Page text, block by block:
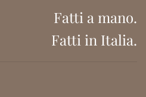
Fatti in Italia.